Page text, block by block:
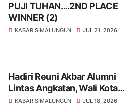
PUJI TUHAN....2ND PLACE
WINNER (2)
KABAR SIMALUNGUN JUL 21, 2026
Hadiri Reuni Akbar Alumni
Lintas Angkatan, Wali Kota
Wesly Kenang saat
KABAR SIMALUNGUN JUL 18, 2026